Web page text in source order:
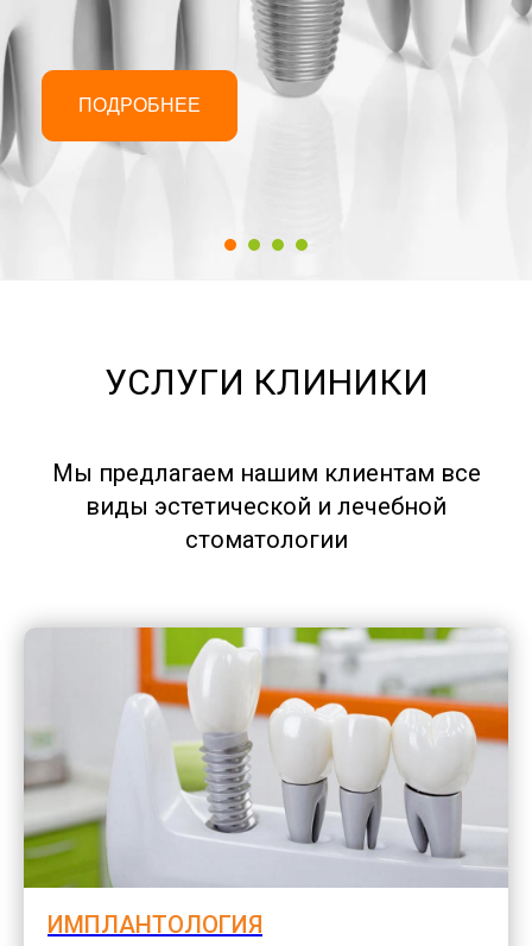
ПОДРОБНЕЕ
УСЛУГИ КЛИНИКИ
Мы предлагаем нашим клиентам все
виды эстетической и лечебной
стоматологии
ИМПЛАНТОЛОГИЯ